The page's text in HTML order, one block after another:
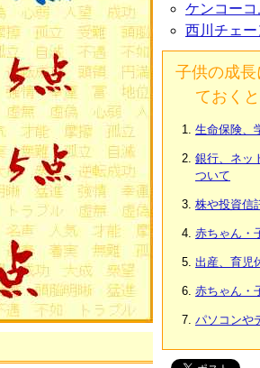
ケンコーコ
西川チェ
子供の成長
ておく
生命保険、
銀行、ネッ
ついて
株や投資信
赤ちゃん・
出産、育児
赤ちゃん・
パソコンや